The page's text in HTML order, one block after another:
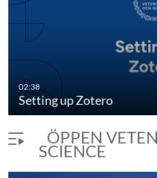
02:38
Setting up Zotero
ÖPPEN
SCIENCE